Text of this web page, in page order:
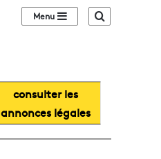
Sidebar (barre
consulter les
annonces légales